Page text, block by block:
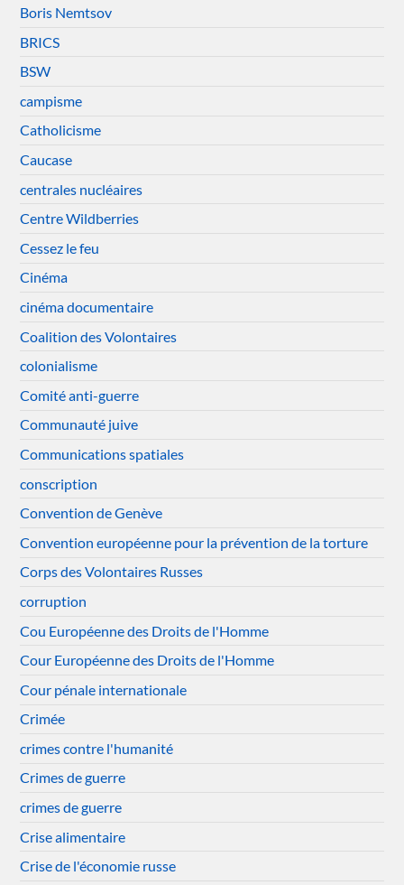
Boris Nemtsov
BRICS
BSW
campisme
Catholicisme
Caucase
centrales nucléaires
Centre Wildberries
Cessez le feu
Cinéma
cinéma documentaire
Coalition des Volontaires
colonialisme
Comité anti-guerre
Communauté juive
Communications spatiales
conscription
Convention de Genève
Convention européenne pour la prévention de la torture
Corps des Volontaires Russes
corruption
Cou Européenne des Droits de l'Homme
Cour Européenne des Droits de l'Homme
Cour pénale internationale
Crimée
crimes contre l'humanité
Crimes de guerre
crimes de guerre
Crise alimentaire
Crise de l'économie russe